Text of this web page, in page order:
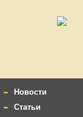
Новости
Статьи